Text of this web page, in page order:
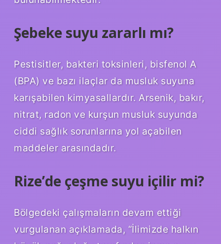
Şebeke suyu zararlı mı?
Pestisitler, bakteri toksinleri, bisfenol A
(BPA) ve bazı ilaçlar da musluk suyuna
karışabilen kimyasallardır. Arsenik, bakır,
nitrat, radon ve kurşun musluk suyunda
ciddi sağlık sorunlarına yol açabilen
maddeler arasındadır.
Rize’de çeşme suyu içilir mi?
Bölgedeki çalışmaların devam ettiği
vurgulanan açıklamada, “İlimizde halkın